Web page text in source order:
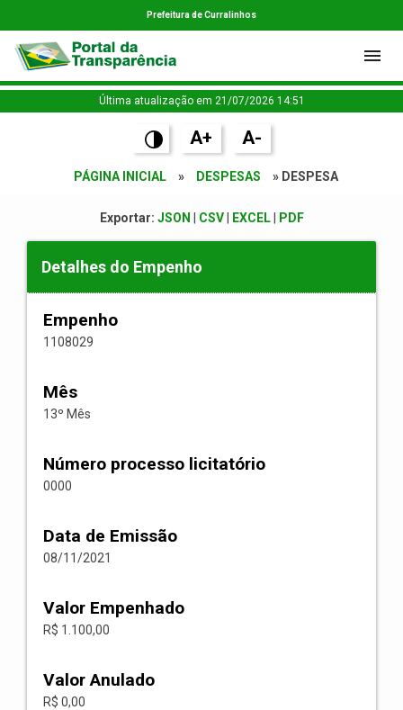
Prefeitura de Curralinhos
Última atualização em 21/07/2026 14:51
A+ A-
PÁGINA INICIAL » DESPESAS » DESPESA
Exportar: JSON CSV| EXCEL| PDF
Detalhes do Empenho
Empenho
1108029
Mês
13º Mês
Número processo licitatório
0000
Data de Emissão
08/11/2021
Valor Empenhado
R$ 1.100,00
Valor Anulado
R$ 0,00